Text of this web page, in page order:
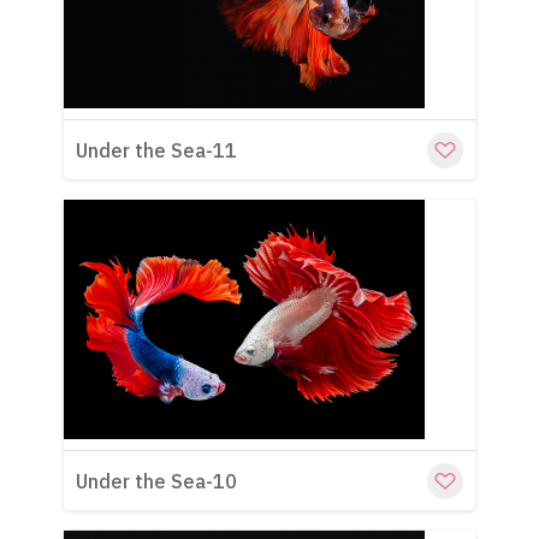
Under the Sea-11
Under the Sea-10